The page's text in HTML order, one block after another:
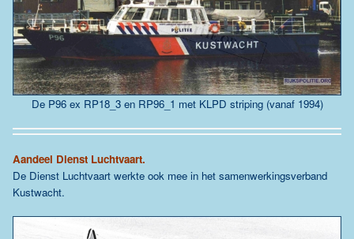
De P96 ex RP18_3 en RP96_1 met KLPD striping (vanaf 1994)
Aandeel Dienst Luchtvaart.
De Dienst Luchtvaart werkte ook mee in het samenwerkingsverband
Kustwacht.